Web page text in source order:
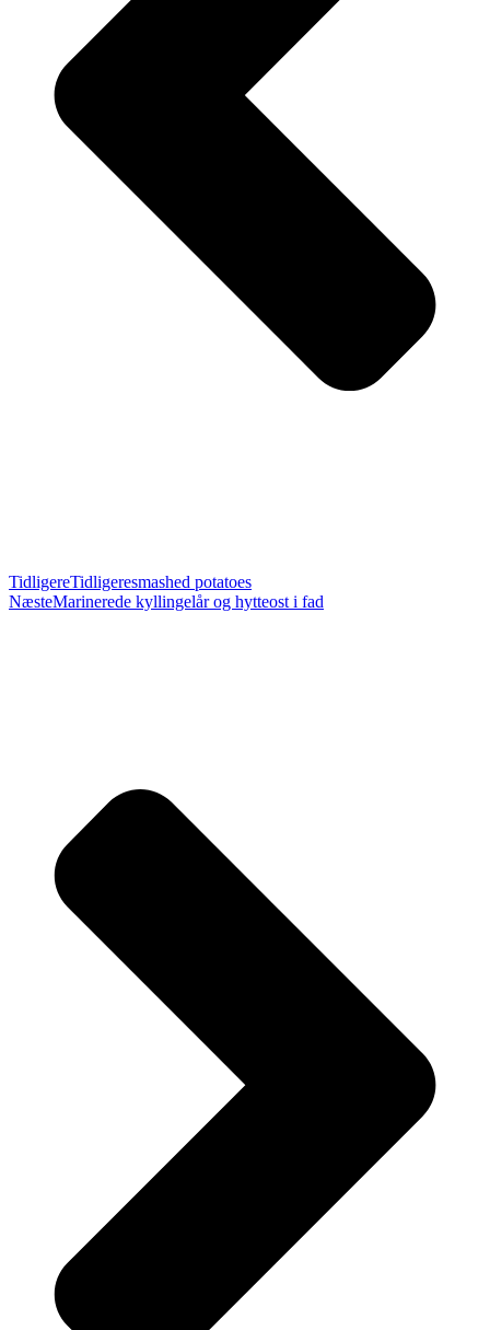
TidligereTidligeresmashed potatoes
NæsteMarinerede kyllingelår og hytteost i fad